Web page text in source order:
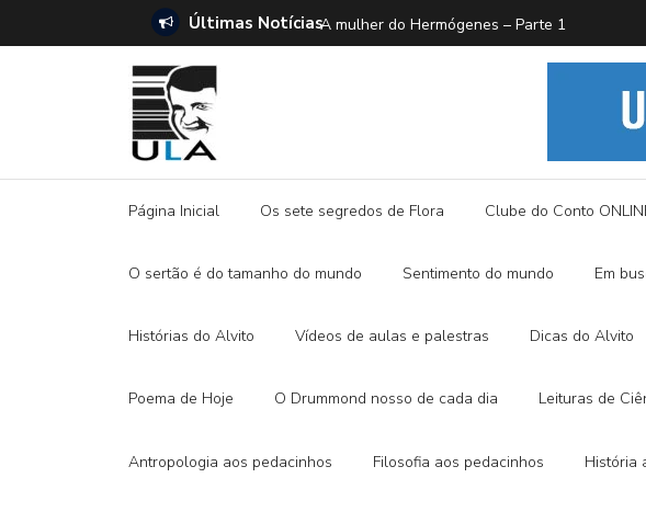
Últimas NotíciasSETE DICAS para ler PROUST
Página Inicial Os sete segredos de Flora Clube do Conto
O sertão é do tamanho do mundo Sentimento do mundo Em
Histórias do Alvito Vídeos de aulas e palestras Dicas do Alvito
Poema de Hoje O Drummond nosso de cada dia Leituras de
Antropologia aos pedacinhos Filosofia aos pedacinhos História